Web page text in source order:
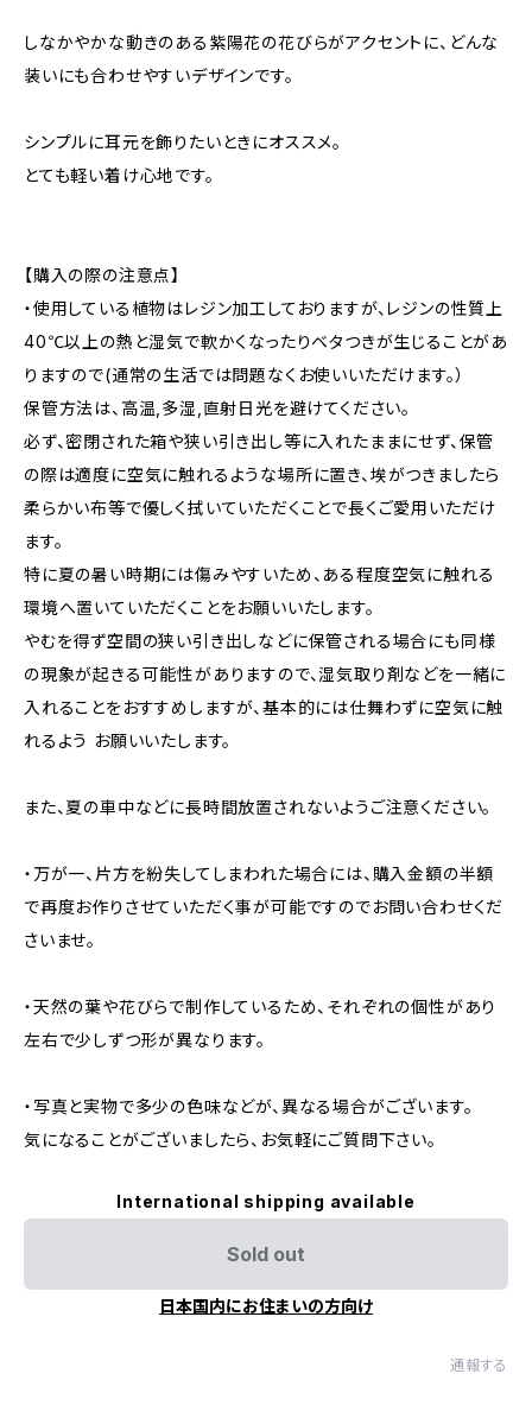
しなかやかな動きのある紫陽花の花びらがアクセントに、どんな
装いにも合わせやすいデザインです。
シンプルに耳元を飾りたいときにオススメ。
とても軽い着け心地です。
【購入の際の注意点】
・使用している植物はレジン加工しておりますが、レジンの性質上
40℃以上の熱と湿気で軟かくなったりベタつきが生じることがあ
りますので(通常の生活では問題なくお使いいただけます。）
保管方法は、高温,多湿,直射日光を避けてください。
必ず、密閉された箱や狭い引き出し等に入れたままにせず、保管
の際は適度に空気に触れるような場所に置き、埃がつきましたら
柔らかい布等で優しく拭いていただくことで長くご愛用いただけ
ます。
特に夏の暑い時期には傷みやすいため、ある程度空気に触れる
環境へ置いていただくことをお願いいたします。
やむを得ず空間の狭い引き出しなどに保管される場合にも同様
の現象が起きる可能性がありますので、湿気取り剤などを一緒に
入れることをおすすめしますが、基本的には仕舞わずに空気に触
れるよう お願いいたします。
また、夏の車中などに長時間放置されないようご注意ください。
・万が一、片方を紛失してしまわれた場合には、購入金額の半額
で再度お作りさせていただく事が可能ですのでお問い合わせくだ
さいませ。
・天然の葉や花びらで制作しているため、それぞれの個性があり
左右で少しずつ形が異なります。
・写真と実物で多少の色味などが、異なる場合がございます。
気になることがございましたら、お気軽にご質問下さい。
International shipping available
Sold out
日本国内にお住まいの方向け
通報する